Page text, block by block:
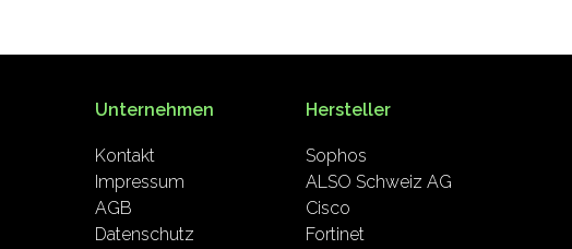
Unternehmen
Kontakt
Impressum
AGB
Datenschutz
Hersteller
Sophos
ALSO Schweiz AG
Cisco
Fortinet